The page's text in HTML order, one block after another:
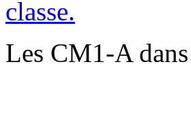
Les CM1-A